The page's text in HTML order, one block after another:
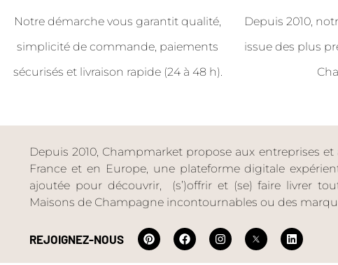
Notre démarche vous garantit qualité,
simplicité de commande, paiements
sécurisés et livraison rapide (24 à 48 h).
Depuis 2010,
issue des plus
Depuis 2010, Champmarket propose aux entreprises et
France et en Europe, une plateforme digitale
ajoutée pour découvrir, (s’)offrir et (se) faire livrer
Maisons de Champagne incontournables ou des
REJOIGNEZ-NOUS